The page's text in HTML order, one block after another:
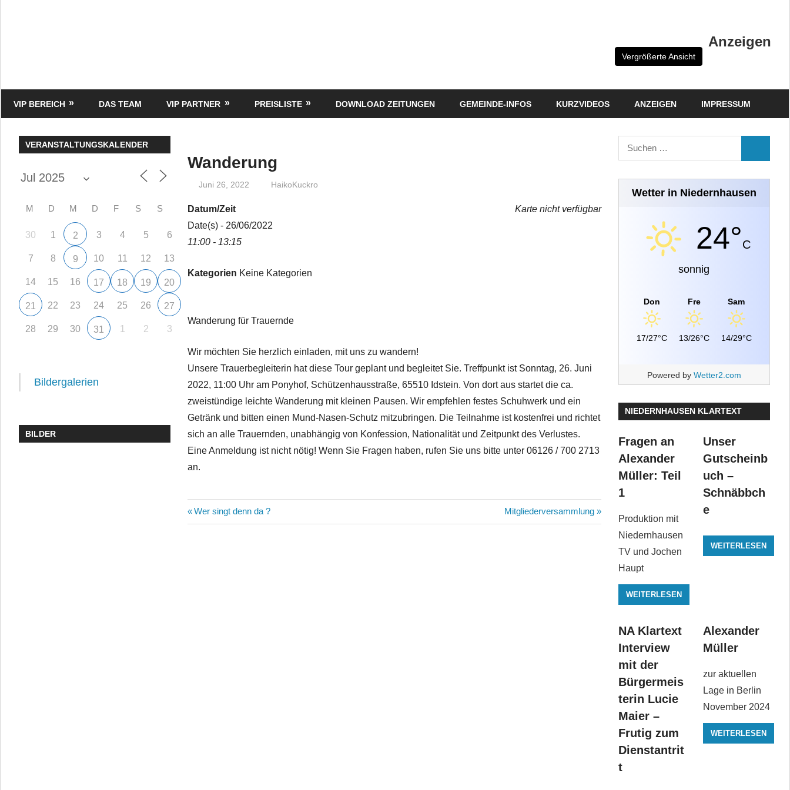
Media
Anzeigen
Vergrößerte Ansicht
VIP BEREICH DAS TEAM VIP PARTNER PREISLISTE DOWNLOAD ZEITUNGEN GEMEINDE-INFOS KURZVIDEOS ANZEIGEN IMPRESSUM
Wanderung
Juni 26, 2022 HaikoKuckro
Karte nicht verfügbar
Datum/Zeit
Date(s) - 26/06/2022
11:00 - 13:15
Kategorien Keine Kategorien
Wanderung für Trauernde
Wir möchten Sie herzlich einladen, mit uns zu wandern!
Unsere Trauerbegleiterin hat diese Tour geplant und begleitet Sie. Treffpunkt ist Sonntag, 26. Juni
2022, 11:00 Uhr am Ponyhof, Schützenhausstraße, 65510 Idstein. Von dort aus startet die ca.
zweistündige leichte Wanderung mit kleinen Pausen. Wir empfehlen festes Schuhwerk und ein
Getränk und bitten einen Mund-Nasen-Schutz mitzubringen. Die Teilnahme ist kostenfrei und richtet
sich an alle Trauernden, unabhängig von Konfession, Nationalität und Zeitpunkt des Verlustes.
Eine Anmeldung ist nicht nötig! Wenn Sie Fragen haben, rufen Sie uns bitte unter 06126 / 700 2713
an.
Beitragsnavigation
Vorheriger
Beitrag:
Wer singt denn da ?
Nächster
Beitrag:
Mitgliederversammlung
VERANSTALTUNGSKALENDER
M D M D F S S
30 1 2 3 4 5 6
7 8 9 10 11 12 13
14 15 16 17 18 19 20
21 22 23 24 25 26 27
28 29 30 31 1 2 3
Bildergalerien
BILDER
Suchen
nach:
Wetter in Niedernhausen
24°C
sonnig
Don
17/27°C
Fre
13/26°C
Sam
14/29°C
Powered by Wetter2.com
NIEDERNHAUSEN KLARTEXT
Fragen an
Alexander
Müller: Teil
1
Produktion mit
Niedernhausen
TV und Jochen
Haupt
WEITERLESEN
Unser
Gutscheinb
uch –
Schnäbbch
e
WEITERLESEN
NA Klartext
Interview
mit der
Bürgermeis
terin Lucie
Maier –
Frutig zum
Dienstantrit
t
Alexander
Müller
zur aktuellen
Lage in Berlin
November 2024
WEITERLESEN